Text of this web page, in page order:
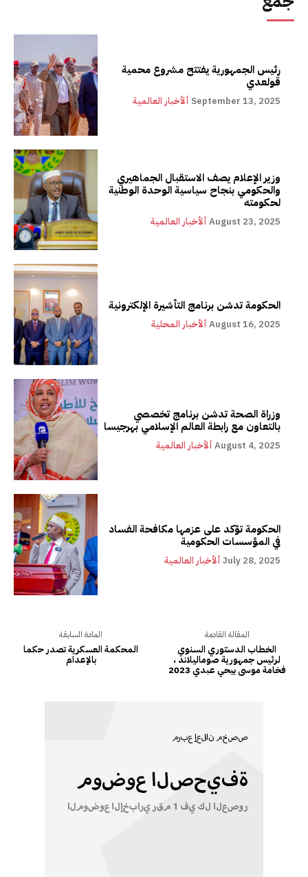
رئيس الجمهورية يفتتح مشروع محمية
قولعدي
ألأخبار العالمية September 13, 2025
وزير الإعلام يصف الاستقبال الجماهيري
والحكومي بنجاح سياسية الوحدة الوطنية
لحكومته
ألأخبار العالمية August 23, 2025
الحكومة تدشن برنامج التأشيرة الإلكترونية
ألأخبار المحلية August 16, 2025
وزراة الصحة تدشن برنامج تخصصي
بالتعاون مع رابطة العالم الإسلامي بهرجيسا
ألأخبار العالمية August 4, 2025
الحكومة تؤكد على عزمها مكافحة الفساد
في المؤسسات الحكومية
ألأخبار العالمية July 28, 2025
المادة السابقة
المحكمة العسكرية تصدر حكما
بالإعدام
المقالة القادمة
الخطاب الدستوري السنوي
لرئيس جمهورية صوماليلاند ،
فخامة موسى بيحي عبدي 2023